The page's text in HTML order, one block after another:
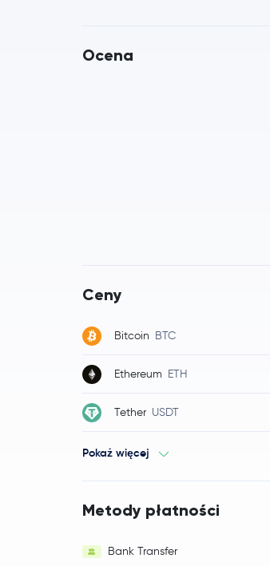
Ocena
Ceny
Bitcoin BTC
Ethereum ETH
Tether USDT
Pokaż więcej
Metody płatności
Bank Transfer